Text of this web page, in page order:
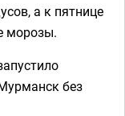
а к пятнице
морозы.
без